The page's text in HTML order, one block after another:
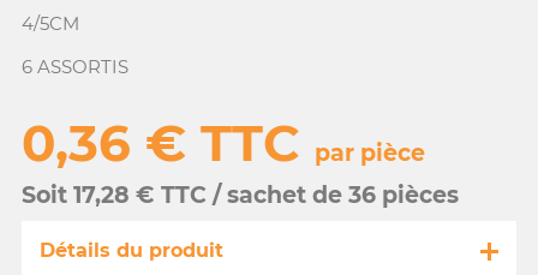
4/5CM
6 ASSORTIS
0,36 € TTC par pièce
Soit 17,28 € TTC / sachet de 36 pièces
Détails du produit